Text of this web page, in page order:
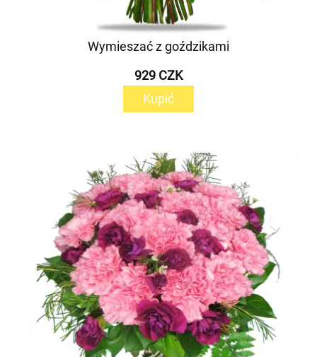
Wymieszać z goździkami
929 CZK
Kupić